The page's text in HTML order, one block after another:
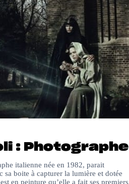
: Photographe
italienne née en 1982, parait
sa boite à capturer la lumière et dotée
en peinture qu’elle a fait ses premiers